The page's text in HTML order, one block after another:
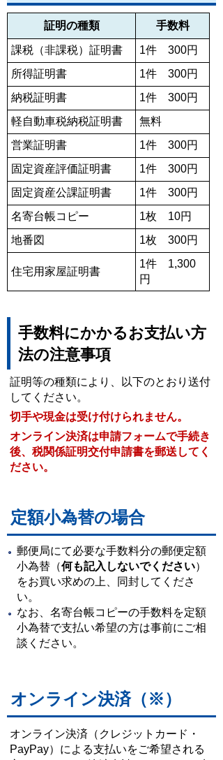
証明の種類 手数料
課税（非課税）証明書
1件 300円
所得証明書
1件 300円
納税証明書
1件 300円
軽自動車税納税証明書
無料
営業証明書
1件 300円
固定資産評価証明書
1件 300円
固定資産公課証明書
1件 300円
名寄台帳コピー
1枚 10円
地番図
1枚 300円
住宅用家屋証明書
1件 1,300
円
手数料にかかるお支払い方
法の注意事項
証明等の種類により、以下のとおり送付
してください。
切手や現金は受け付けられません。
オンライン決済は申請フォームで手続き
後、税関係証明交付申請書を郵送してく
ださい。
定額小為替の場合
郵便局にて必要な手数料分の郵便定額
小為替（何も記入しないでください）
をお買い求めの上、同封してくださ
い。
なお、名寄台帳コピーの手数料を定額
小為替で支払い希望の方は事前にご相
談ください。
オンライン決済（※）
オンライン決済（クレジットカード・
PayPay）による支払いをご希望される